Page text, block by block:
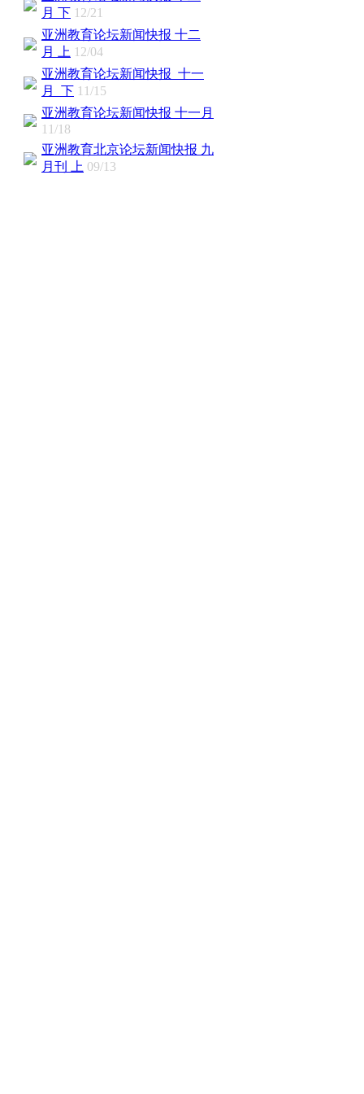
月 下 12/21
亚洲教育论坛新闻快报 十二
月 上 12/04
亚洲教育论坛新闻快报 十一
月 下 11/15
亚洲教育论坛新闻快报 十一月
11/18
亚洲教育北京论坛新闻快报 九
月刊 上 09/13